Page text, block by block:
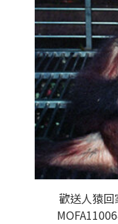
歡送人猿